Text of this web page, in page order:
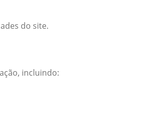
do site.
incluindo: